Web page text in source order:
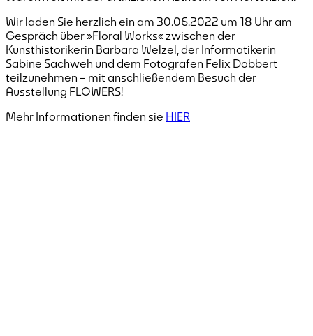
Wir laden Sie herzlich ein am 30.06.2022 um 18 Uhr am
Gespräch über »Floral Works« zwischen der
Kunsthistorikerin Barbara Welzel, der Informatikerin
Sabine Sachweh und dem Fotografen Felix Dobbert
teilzunehmen – mit anschließendem Besuch der
Ausstellung FLOWERS!
Mehr Informationen finden sie HIER